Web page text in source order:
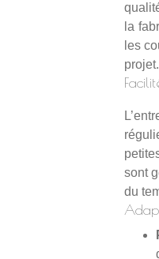
la
les
sont
du